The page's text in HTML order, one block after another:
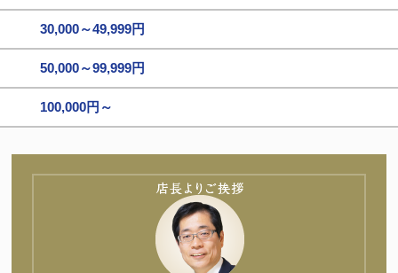
30,000～49,999円
50,000～99,999円
100,000円～